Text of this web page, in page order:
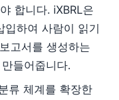
합니다. iXBRL은
입하여 사람이 읽기
고서를 생성하는
들어줍니다.
류 체계를 확장한